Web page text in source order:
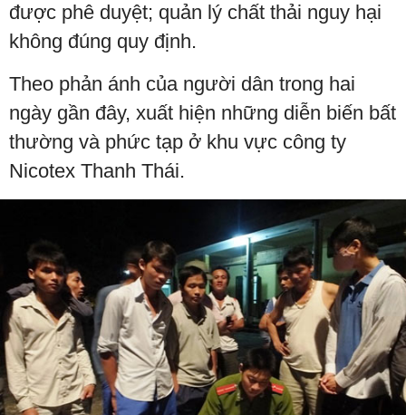
được phê duyệt; quản lý chất thải nguy hại
không đúng quy định.
Theo phản ánh của người dân trong hai
ngày gần đây, xuất hiện những diễn biến bất
thường và phức tạp ở khu vực công ty
Nicotex Thanh Thái.